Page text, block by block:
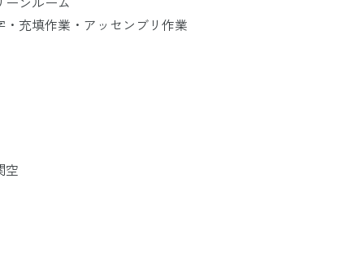
充填作業・アッセンブリ作業
空